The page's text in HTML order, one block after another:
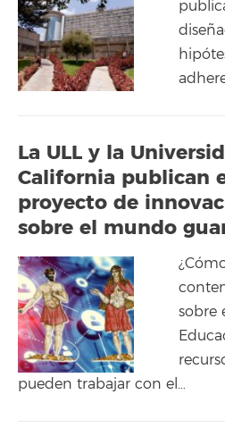
La ULL y la
California publican
proyecto de
sobre el mundo
sobre
pueden trabajar con el…